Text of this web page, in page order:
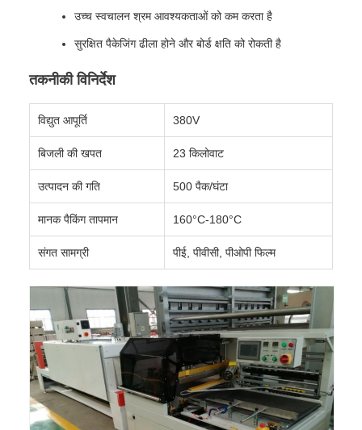
उच्च स्वचालन श्रम आवश्यकताओं को कम करता है
सुरक्षित पैकेजिंग ढीला होने और बोर्ड क्षति को रोकती है
तकनीकी विनिर्देश
विद्युत आपूर्ति 380V
बिजली की खपत 23 किलोवाट
उत्पादन की गति 500 पैक/घंटा
मानक पैकिंग तापमान 160°C-180°C
संगत सामग्री पीई, पीवीसी, पीओपी फिल्म